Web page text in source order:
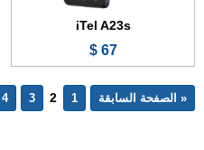
iTel A23s
67 $
« الصفحة السابقة 1
2
3
4